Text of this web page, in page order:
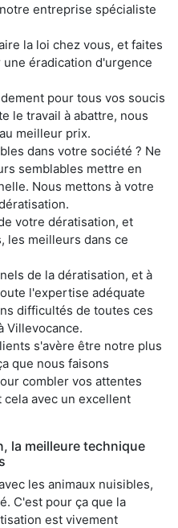
entreprise spécialiste
la loi chez vous, et faites
éradication d'urgence
pour tous vos soucis
le travail à abattre, nous
meilleur prix.
dans votre société ? Ne
semblables mettre en
Nous mettons à votre
votre dératisation, et
les meilleurs dans ce
de la dératisation, et à
l'expertise adéquate
difficultés de toutes ces
Villevocance.
s'avère être notre plus
que nous faisons
combler vos attentes
avec un excellent
la meilleure technique
les animaux nuisibles,
C'est pour ça que la
est vivement